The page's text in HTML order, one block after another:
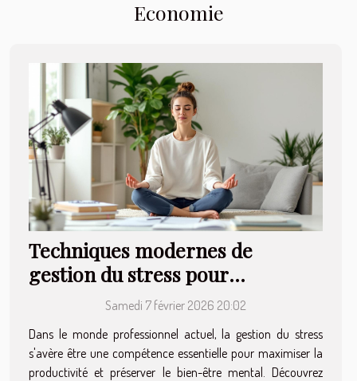
durée de vie desEconomie
Techniques modernes de
gestion du stress pour
améliorer la productivité au
travail
Samedi 7 février 2026 20:02
Dans le monde professionnel actuel, la gestion du stress
s'avère être une compétence essentielle pour maximiser la
productivité et préserver le bien-être mental. Découvrez